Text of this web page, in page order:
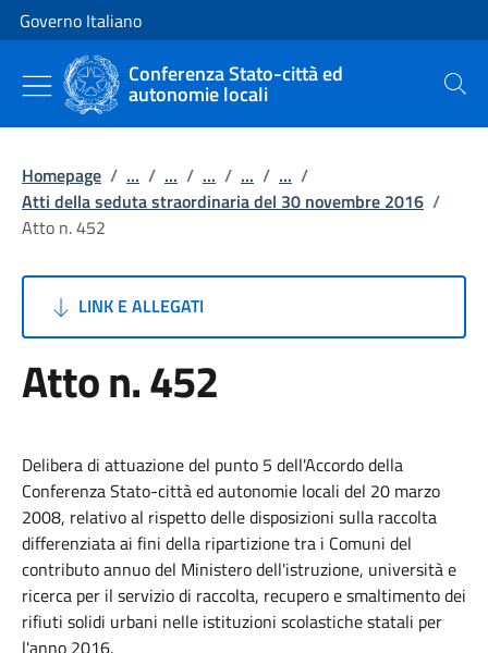
Vai al contenuto
Vai alla navigazione del sito
Governo Italiano
Conferenza Stato-città ed
autonomie locali Cerca
Homepage / ... / ... / ... / ... / ... /
Atti della seduta straordinaria del 30 novembre 2016 /
Atto n. 452
LINK E ALLEGATI
Atto n. 452
Delibera di attuazione del punto 5 dell'Accordo della
Conferenza Stato-città ed autonomie locali del 20 marzo
2008, relativo al rispetto delle disposizioni sulla raccolta
differenziata ai fini della ripartizione tra i Comuni del
contributo annuo del Ministero dell'istruzione, università e
ricerca per il servizio di raccolta, recupero e smaltimento dei
rifiuti solidi urbani nelle istituzioni scolastiche statali per
l'anno 2016.